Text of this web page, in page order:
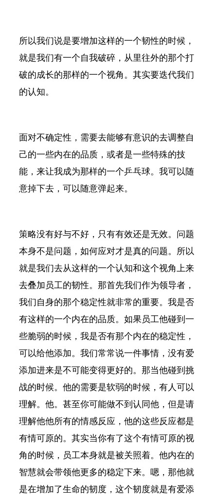
所以我们说是要增加这样的一个韧性的时候，
就是我们有一个自我破碎，从里往外的那个打
破的成长的那样的一个视角。其实要迭代我们
的认知。
面对不确定性，需要去能够有意识的去调整自
己的一些内在的品质，或者是一些特殊的技
能，来让我成为那样的一个乒乓球。我可以随
意掉下去，可以随意弹起来。
策略没有好与不好，只有有效还是无效。问题
本身不是问题，如何应对才是真的问题。所以
就是我们去从这样的一个认知和这个视角上来
去叠加员工的韧性。那首先我们作为领导者，
我们自身的那个稳定性就非常的重要。我是否
有这样的一个内在的品质。如果员工他碰到一
些脆弱的时候，我是否有那个内在的稳定性，
可以给他添加。我们常常说一件事情，没有爱
添加进来是不可能变得更好的。那当他碰到挑
战的时候。他的需要是软弱的时候，有人可以
理解。他。甚至你可能做不到认同他，但是请
理解他他所有的情感反应，他的这些反应都是
有情可原的。其实当你有了这个有情可原的视
角的时候，员工本身就是被关照着。他内在的
智慧就会带领他更多的稳定下来。嗯，那他就
是在增加了生命的韧度，这个韧度就是有爱添